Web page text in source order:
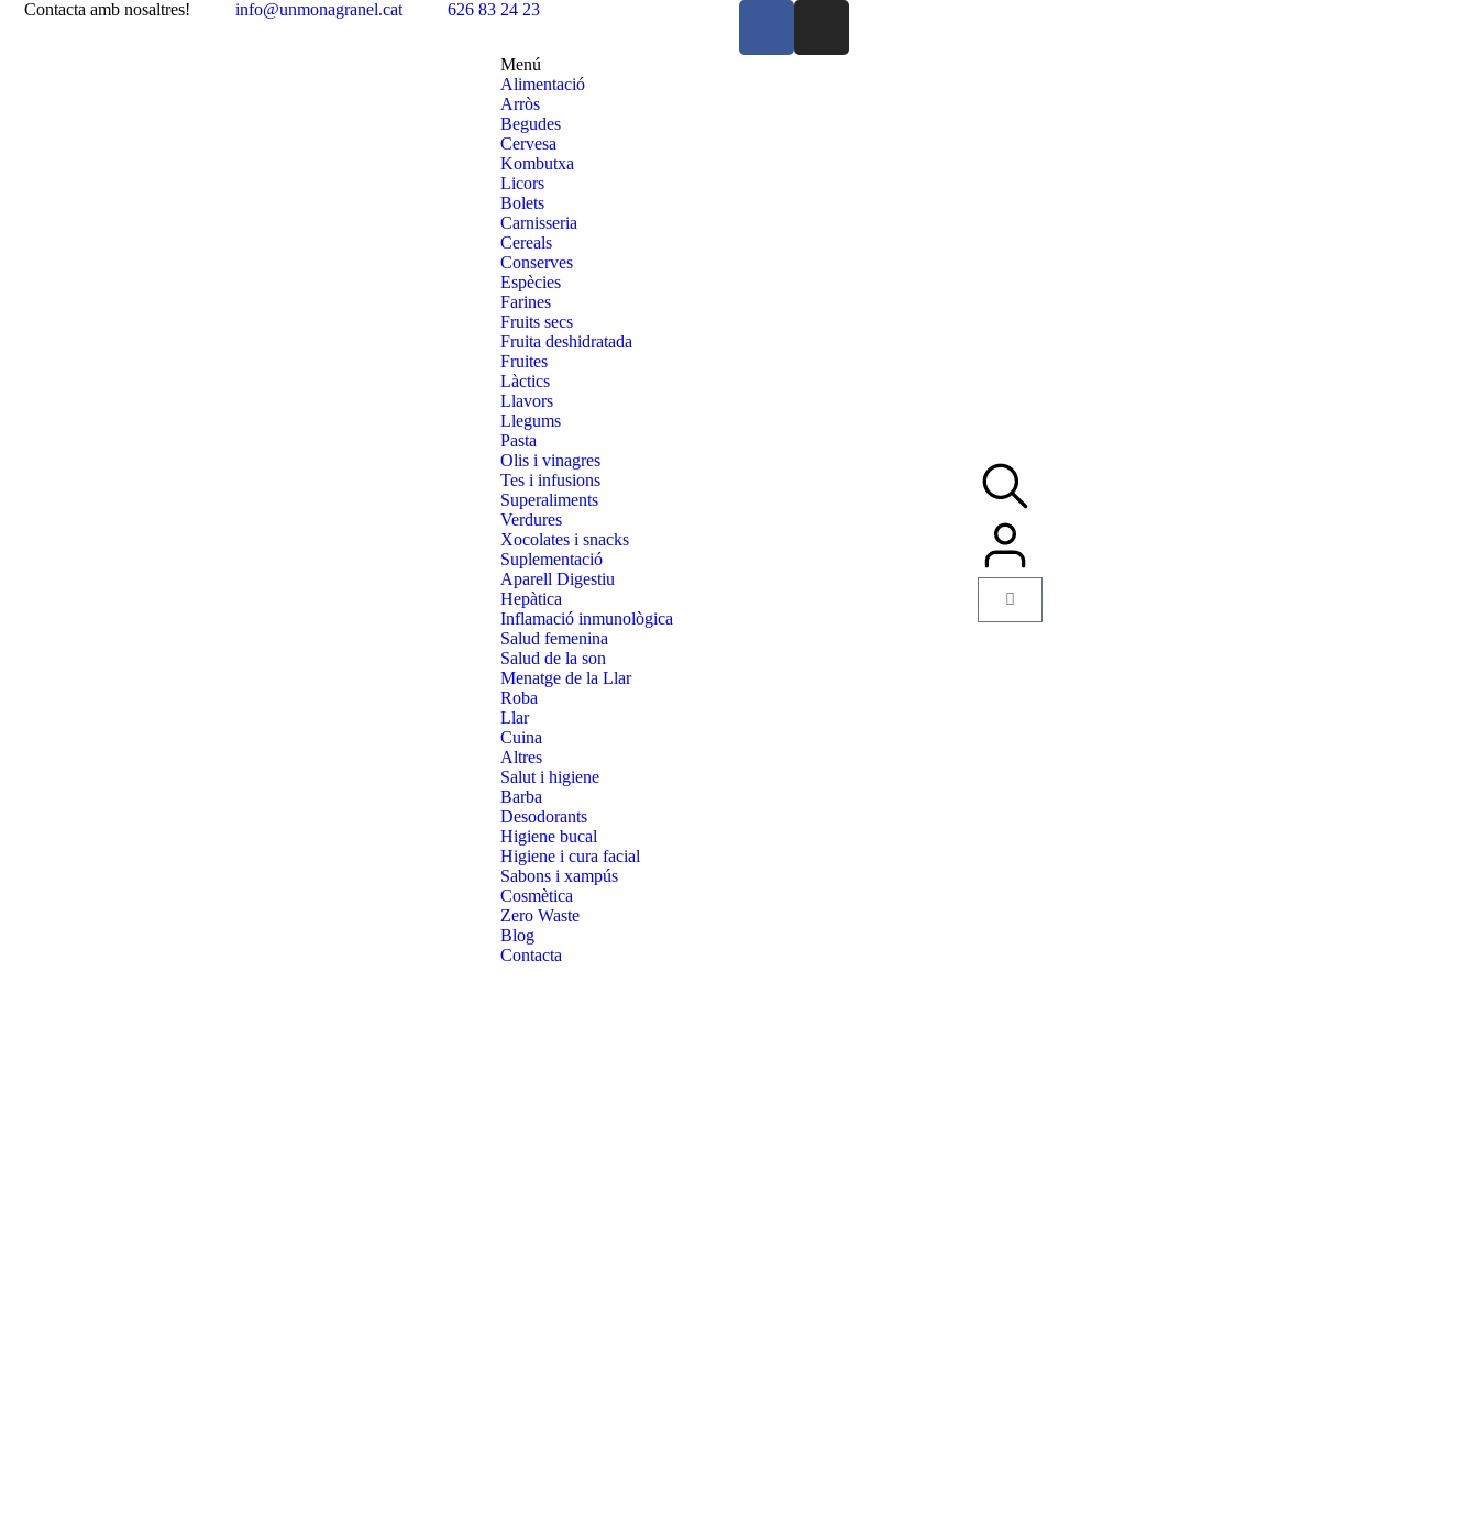
Contacta amb nosaltres! info@unmonagranel.cat 626 83 24 23
Menú
Alimentació
Arròs
Begudes
Cervesa
Kombutxa
Licors
Bolets
Carnisseria
Cereals
Conserves
Espècies
Farines
Fruits secs
Fruita deshidratada
Fruites
Làctics
Llavors
Llegums
Pasta
Olis i vinagres
Tes i infusions
Superaliments
Verdures
Xocolates i snacks
Suplementació
Aparell Digestiu
Hepàtica
Inflamació inmunològica
Salud femenina
Salud de la son
Menatge de la Llar
Roba
Llar
Cuina
Altres
Salut i higiene
Barba
Desodorants
Higiene bucal
Higiene i cura facial
Sabons i xampús
Cosmètica
Zero Waste
Blog
Contacta